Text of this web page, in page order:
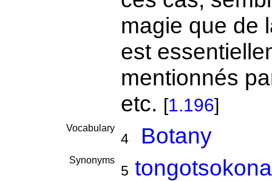
magie que de
est
mentionnés
etc. [1.196]
Vocabulary
4 Botany
Synonyms
5 tongotsokona